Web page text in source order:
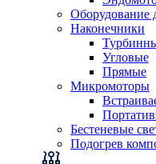
Оборудование
Наконечники
Угловые
Прямые
Микромоторы
Бестеневые
Подогрев